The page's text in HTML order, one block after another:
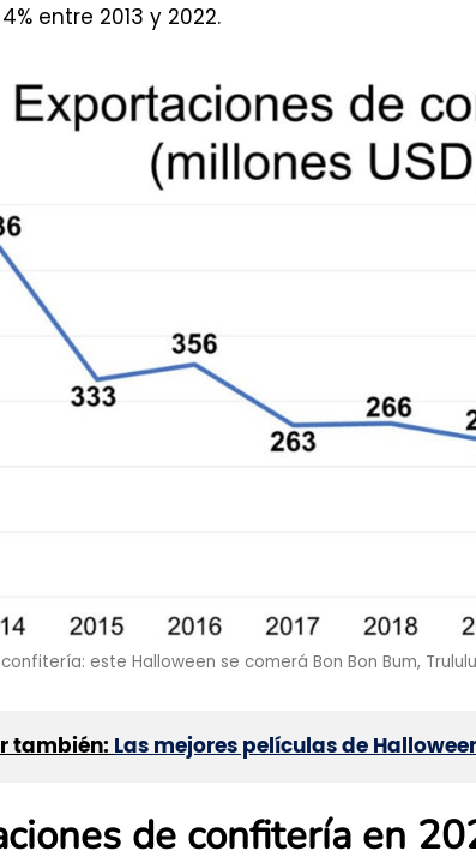
entre 2013 y 2022.
este Halloween se comerá Bon Bon Bum,
también: Las mejores películas de
de confitería en